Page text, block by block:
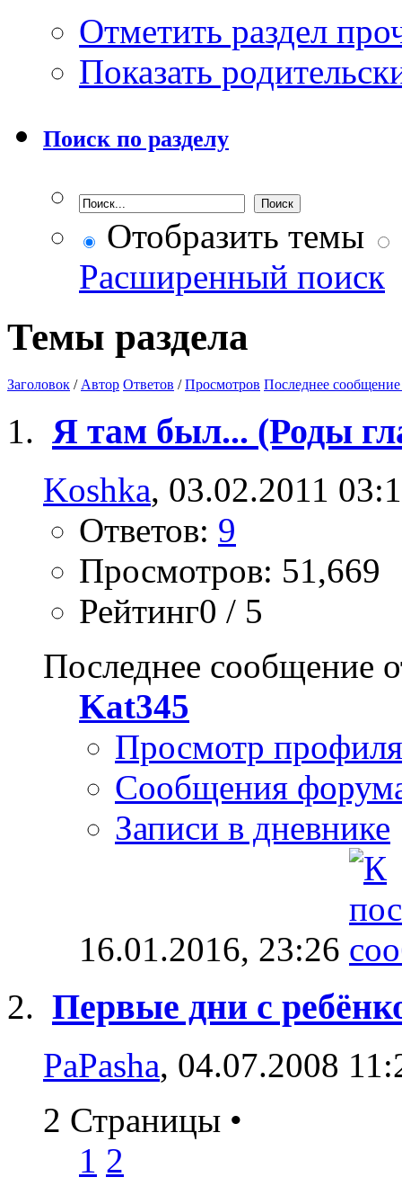
Отметить раздел
Показать
Поиск по разделу
Отобразить темы
Расширенный поиск
Темы раздела
Заголовок / Автор Ответов /Просмотров Последнее сообщение
Я там был... (Роды
Koshka, 03.02.2011
Ответов: 9
Просмотров: 51,669
Рейтинг0 / 5
Последнее сообщение
Kat345
Просмотр профиля
Сообщения
Записи в дневнике
16.01.2016, 23:26
Первые дни с
PaPasha, 04.07.2008
2 Страницы •
1 2